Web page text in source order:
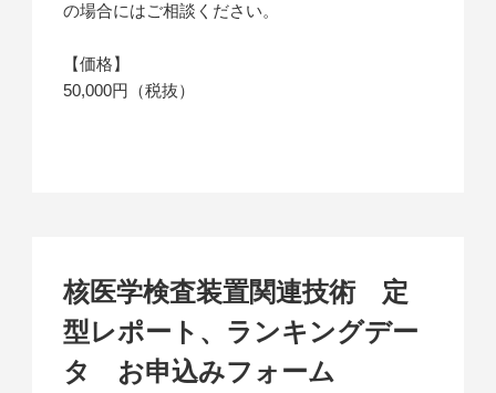
の場合にはご相談ください。
【価格】
50,000円（税抜）
核医学検査装置関連技術 定
型レポート、ランキングデー
タ お申込みフォーム